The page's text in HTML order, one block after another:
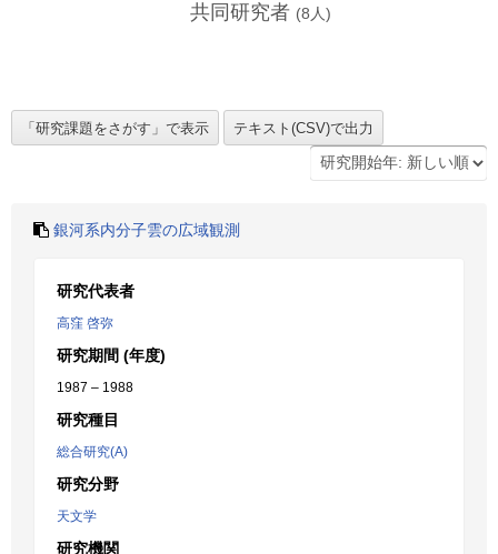
共同研究者 (8 人)
銀河系内分子雲の広域観測
研究代表者
高窪 啓弥
研究期間 (年度)
1987 – 1988
研究種目
総合研究(A)
研究分野
天文学
研究機関